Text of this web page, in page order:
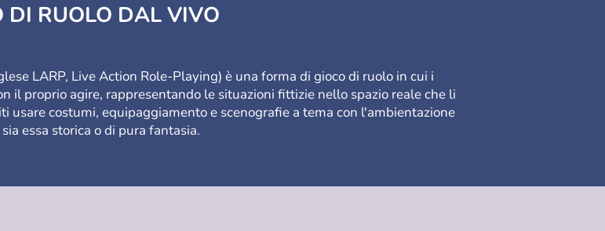
DI RUOLO DAL VIVO
LARP, Live Action Role-Playing) è una forma di gioco di ruolo in cui i
il proprio agire, rappresentando le situazioni fittizie nello spazio reale che li
usarecostumi, equipaggiamento e scenografiea tema con l'ambientazione
essa storica o di pura fantasia.